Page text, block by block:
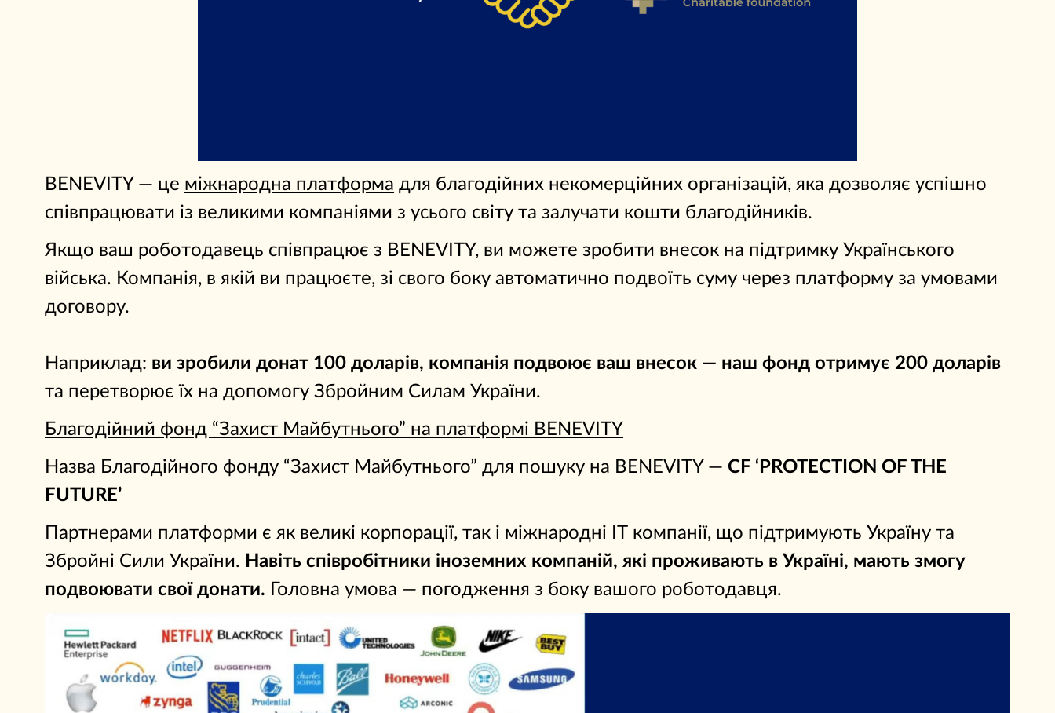
BENEVITY — це міжнародна платформа для благодійних некомерційних організацій, яка дозволяє успішно
співпрацювати із великими компаніями з усього світу та залучати кошти благодійників.
Якщо ваш роботодавець співпрацює з BENEVITY, ви можете зробити внесок на підтримку Українського
війська. Компанія, в якій ви працюєте, зі свого боку автоматично подвоїть суму через платформу за умовами
договору.
Наприклад: ви зробили донат 100 доларів, компанія подвоює ваш внесок — наш фонд отримує 200 доларів
та перетворює їх на допомогу Збройним Силам України.
Благодійний фонд “Захист Майбутнього” на платформі BENEVITY
Назва Благодійного фонду “Захист Майбутнього” для пошуку на BENEVITY — CF ‘PROTECTION OF THE
FUTURE’
Партнерами платформи є як великі корпорації, так і міжнародні ІТ компанії, що підтримують Україну та
Збройні Сили України. Навіть співробітники іноземних компаній, які проживають в Україні, мають змогу
подвоювати свої донати. Головна умова — погодження з боку вашого роботодавця.